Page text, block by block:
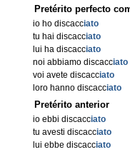
Pretérito perfecto
io ho discacciato
tu hai discacciato
lui ha discacciato
noi abbiamo discacciato
voi avete discacciato
loro hanno discacciato
Pretérito anterior
io ebbi discacciato
tu avesti discacciato
lui ebbe discacciato